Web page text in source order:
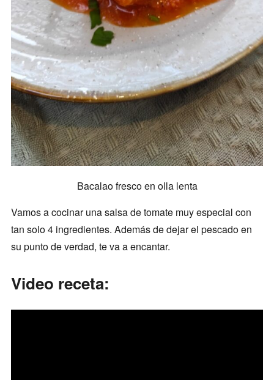
Bacalao fresco en olla lenta
Vamos a cocinar una salsa de tomate muy especial con
tan solo 4 ingredientes. Además de dejar el pescado en
su punto de verdad, te va a encantar.
Video receta: